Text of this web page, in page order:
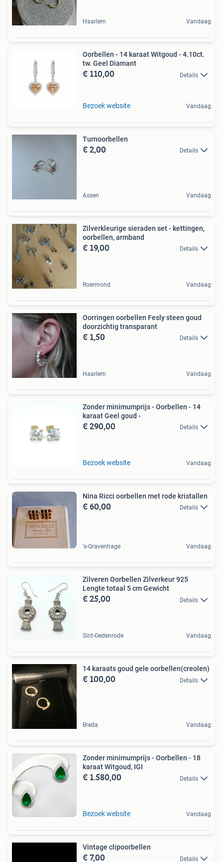
Haarlem Vandaag
Oorbellen - 14 karaat Witgoud - 4.10ct.
tw. Geel Diamant
€ 110,00 Details
Bezoek website Vandaag
Turnoorbellen
€ 2,00 Details
Assen Vandaag
Zilverkleurige sieraden set - kettingen,
oorbellen, armband
€ 19,00 Details
Roermond Vandaag
Oorringen oorbellen Fesly steen goud
doorzichtig transparant
€ 1,50 Details
Haarlem Vandaag
Zonder minimumprijs - Oorbellen - 14
karaat Geel goud -
€ 290,00 Details
Bezoek website Vandaag
Nina Ricci oorbellen met rode kristallen
€ 60,00 Details
's-Gravenhage Vandaag
Zilveren Oorbellen Zilverkeur 925
Lengte totaal 5 cm Gewicht
€ 25,00 Details
Sint-Oedenrode Vandaag
14 karaats goud gele oorbellen(creolen)
€ 100,00 Details
Breda Vandaag
Zonder minimumprijs - Oorbellen - 18
karaat Witgoud, IGI
€ 1.580,00 Details
Bezoek website Vandaag
Vintage clipoorbellen
€ 7,00 Details